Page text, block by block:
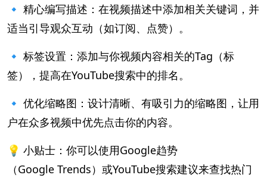
🔹 精心编写描述：在视频描述中添加相关关键词，并
适当引导观众互动（如订阅、点赞）。
🔹 标签设置：添加与你视频内容相关的Tag（标
签），提高在YouTube搜索中的排名。
🔹 优化缩略图：设计清晰、有吸引力的缩略图，让用
户在众多视频中优先点击你的内容。
💡 小贴士：你可以使用Google趋势
（Google Trends）或YouTube搜索建议来查找热门